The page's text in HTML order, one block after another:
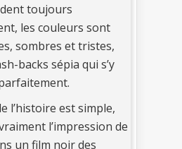
toujours
les couleurs sont
sombres et tristes,
backs sépia qui s’y
l’histoire est simple,
l’impression de
un film noir des